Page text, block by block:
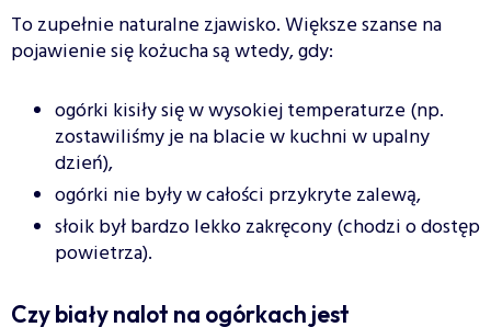
To zupełnie naturalne zjawisko. Większe szanse na
pojawienie się kożucha są wtedy, gdy:
ogórki kisiły się w wysokiej temperaturze (np.
zostawiliśmy je na blacie w kuchni w upalny
dzień),
ogórki nie były w całości przykryte zalewą,
słoik był bardzo lekko zakręcony (chodzi o dostęp
powietrza).
Czy biały nalot na ogórkach jest